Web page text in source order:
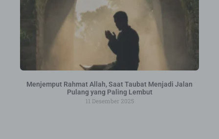
Menjemput Rahmat Allah, Saat Taubat Menjadi Jalan
Pulang yang Paling Lembut
11 Desember 2025